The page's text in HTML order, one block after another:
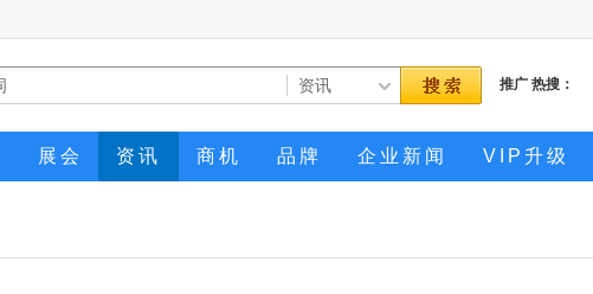
推广 热搜：
展会 资讯 商机 品牌 企业新闻 VIP升级